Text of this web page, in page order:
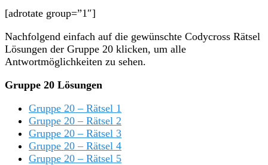
[adrotate group=”1″]
Nachfolgend einfach auf die gewünschte Codycross Rätsel
Lösungen der Gruppe 20 klicken, um alle
Antwortmöglichkeiten zu sehen.
Gruppe 20 Lösungen
Gruppe 20 – Rätsel 1
Gruppe 20 – Rätsel 2
Gruppe 20 – Rätsel 3
Gruppe 20 – Rätsel 4
Gruppe 20 – Rätsel 5